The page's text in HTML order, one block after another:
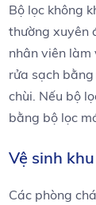
Bộ lọc không
thường xuyên
nhân viên làm
rửa sạch
chùi. Nếu bộ
bằng bộ lọc
Vệ sinh
Các phòng